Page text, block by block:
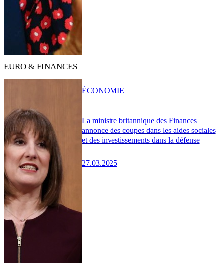
EURO & FINANCES
La ministre britannique des Finances
annonce des coupes dans les aides sociales
et des investissements dans la défense
27.03.2025
ÉCONOMIE